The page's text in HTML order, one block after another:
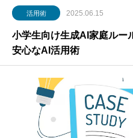
活用術 2025.06.15
小学生向け生成AI家庭ルー
安心なAI活用術